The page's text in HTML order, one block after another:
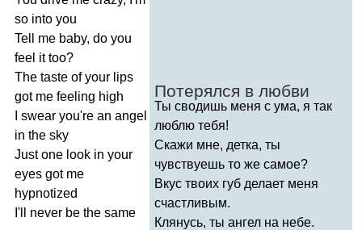
so into you
Tell
me baby, do you
feel it too?
The taste of your lips
got me feeling high
swear you're an angel
in the sky
Just one look in your
eyes got me
hypnotized
I'll
never be the same
Потерялся в любви
Ты сводишь меня с ума, я так
люблю тебя!
Скажи мне, детка, ты
чувствуешь то же самое?
Вкус твоих губ делает меня
счастливым.
Клянусь, ты ангел на небе.